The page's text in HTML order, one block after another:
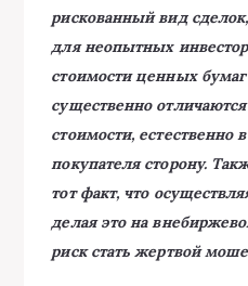
рискованный вид
для неопытных
стоимости ценных бумаг
существенно
стоимости,
покупателя сторону.
тот факт, что
делая это на
риск стать жертвой